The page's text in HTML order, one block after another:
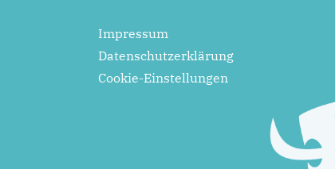
Impressum
Datenschutzerklärung
Cookie-Einstellungen